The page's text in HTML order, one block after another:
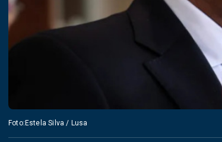
Foto:Estela Silva / Lusa